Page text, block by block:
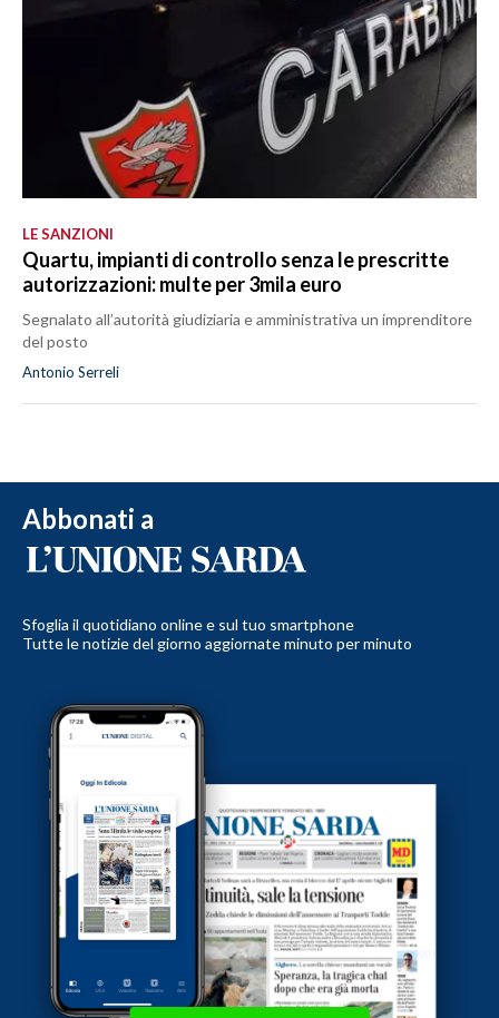
LE SANZIONI
Quartu, impianti di controllo senza le prescritte
autorizzazioni: multe per 3mila euro
Segnalato all’autorità giudiziaria e amministrativa un imprenditore
del posto
Antonio Serreli
Abbonati a
Sfoglia il quotidiano online e sul tuo smartphone
Tutte le notizie del giorno aggiornate minuto per minuto